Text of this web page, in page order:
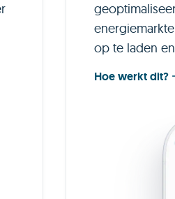
op te laden
Hoe werkt dit?